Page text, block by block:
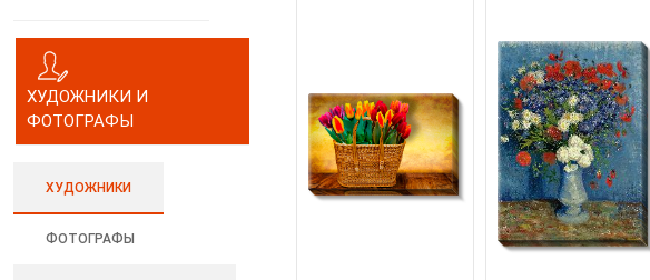
ХУДОЖНИКИ И
ФОТОГРАФЫ
ХУДОЖНИКИ
ФОТОГРАФЫ